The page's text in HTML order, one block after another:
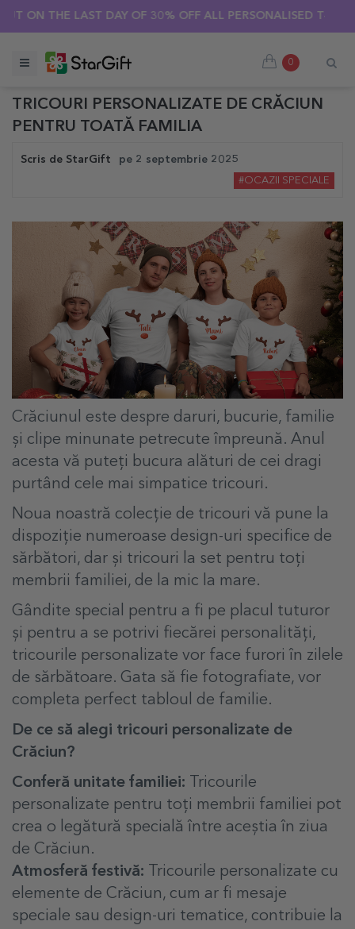
ON THE LAST DAY OF 30% OFF ALL PERSONALISED T-SHIRTS!
0
TRICOURI PERSONALIZATE DE CRĂCIUN
PENTRU TOATĂ FAMILIA
Scris de StarGift pe 2 septembrie 2025
#OCAZII SPECIALE
Crăciunul este despre daruri, bucurie, familie
și clipe minunate petrecute împreună. Anul
acesta vă puteți bucura alături de cei dragi
purtând cele mai simpatice tricouri.
Noua noastră colecție de tricouri vă pune la
dispoziție numeroase design-uri specifice de
sărbători, dar și tricouri la set pentru toți
membrii familiei, de la mic la mare.
Gândite special pentru a fi pe placul tuturor
și pentru a se potrivi fiecărei personalități,
tricourile personalizate vor face furori în zilele
de sărbătoare. Gata să fie fotografiate, vor
completa perfect tabloul de familie.
De ce să alegi tricouri personalizate de
Crăciun?
Conferă unitate familiei: Tricourile
personalizate pentru toți membrii familiei pot
crea o legătură specială între aceștia în ziua
de Crăciun.
Atmosferă festivă: Tricourile personalizate cu
elemente de Crăciun, cum ar fi mesaje
speciale sau design-uri tematice, contribuie la